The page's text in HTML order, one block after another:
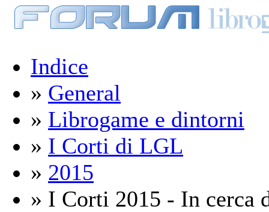
Indice
» General
» Librogame e dintorni
» I Corti di LGL
» 2015
» I Corti 2015 - In cerca